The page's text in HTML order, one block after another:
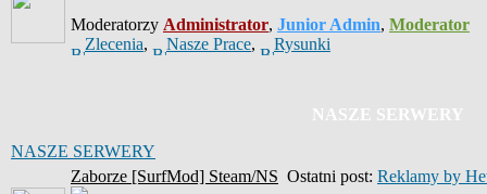
Moderatorzy Administrator, Junior Admin, Moderator
Zlecenia, Nasze Prace, Rysunki
NASZE SERWERY
NASZE SERWERY
Zaborze [SurfMod] Steam/NS Ostatni post: Reklamy by